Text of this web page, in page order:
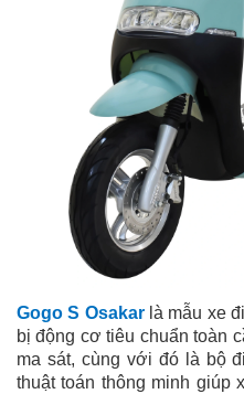
Gogo S Osakarlà mẫu xe
bị động cơ tiêu chuẩn toàn
ma sát, cùng với đó là bộ
thuật toán thông minh giúp